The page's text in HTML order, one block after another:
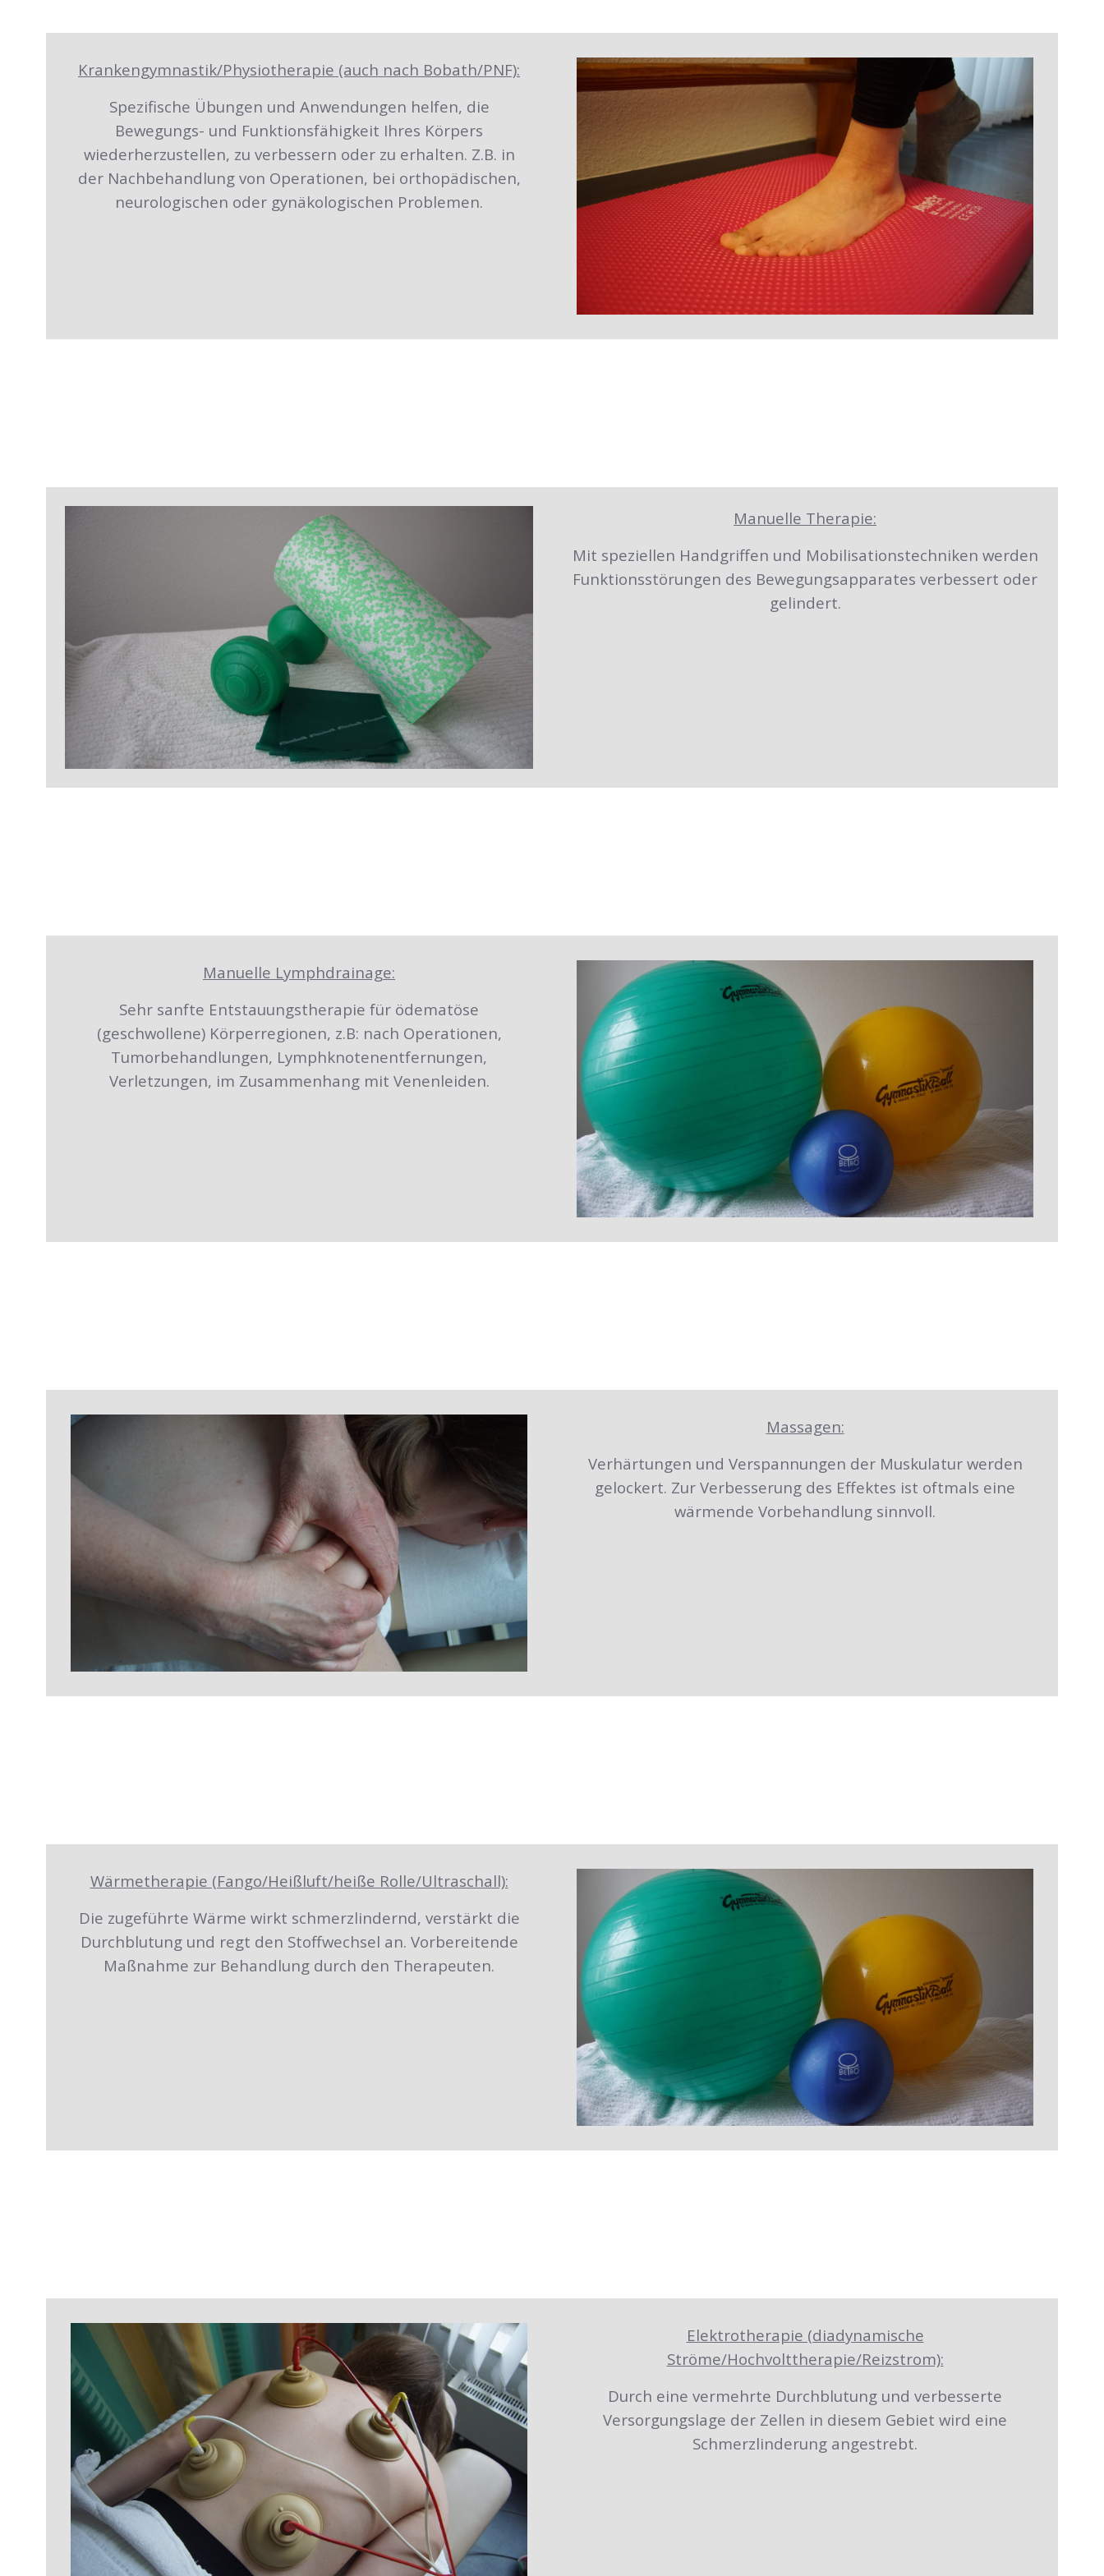
Krankengymnastik/Physiotherapie (auch nach Bobath/PNF):
Spezifische Übungen und Anwendungen helfen, die
Bewegungs- und Funktionsfähigkeit Ihres Körpers
wiederherzustellen, zu verbessern oder zu erhalten. Z.B. in
der Nachbehandlung von Operationen, bei orthopädischen,
neurologischen oder gynäkologischen Problemen.
Manuelle Therapie:
Mit speziellen Handgriffen und Mobilisationstechniken werden
Funktionsstörungen des Bewegungsapparates verbessert oder
gelindert.
Manuelle Lymphdrainage:
Sehr sanfte Entstauungstherapie für ödematöse
(geschwollene) Körperregionen, z.B: nach Operationen,
Tumorbehandlungen, Lymphknotenentfernungen,
Verletzungen, im Zusammenhang mit Venenleiden.
Massagen:
Verhärtungen und Verspannungen der Muskulatur werden
gelockert. Zur Verbesserung des Effektes ist oftmals eine
wärmende Vorbehandlung sinnvoll.
Wärmetherapie (Fango/Heißluft/heiße Rolle/Ultraschall):
Die zugeführte Wärme wirkt schmerzlindernd, verstärkt die
Durchblutung und regt den Stoffwechsel an. Vorbereitende
Maßnahme zur Behandlung durch den Therapeuten.
Elektrotherapie (diadynamische
Ströme/Hochvolttherapie/Reizstrom):
Durch eine vermehrte Durchblutung und verbesserte
Versorgungslage der Zellen in diesem Gebiet wird eine
Schmerzlinderung angestrebt.